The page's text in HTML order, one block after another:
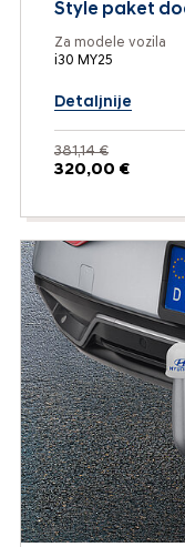
Style paket
Za modele vozila
i30 MY25
Detaljnije
381,14 €
320,00 €